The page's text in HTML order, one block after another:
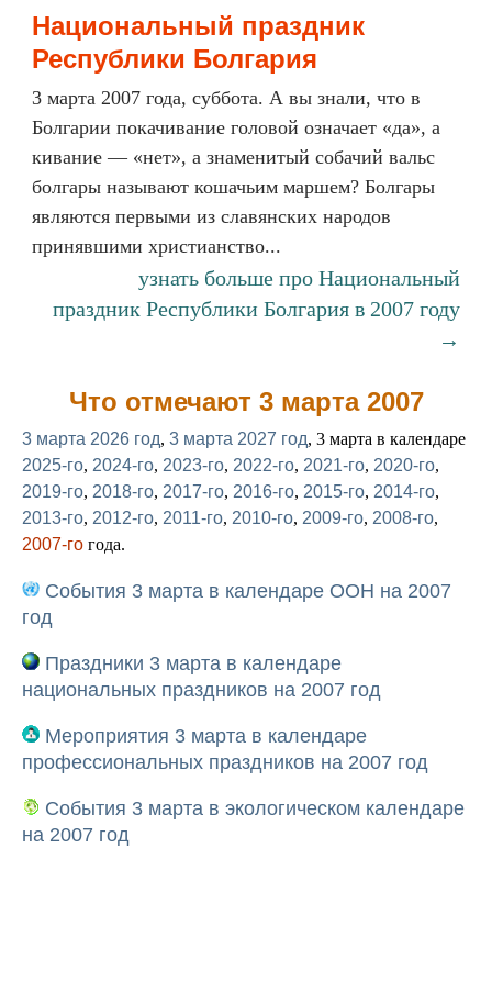
Национальный праздник
Республики Болгария
3 марта 2007 года, суббота. А вы знали, что в
Болгарии покачивание головой означает «да», а
кивание — «нет», а знаменитый собачий вальс
болгары называют кошачьим маршем? Болгары
являются первыми из славянских народов
принявшими христианство...
узнать больше про Национальный
праздник Республики Болгария в 2007 году
→
Что отмечают 3 марта 2007
3 марта 2026 год, 3 марта 2027 год, 3 марта в календаре
2025-го, 2024-го, 2023-го, 2022-го, 2021-го, 2020-го,
2019-го, 2018-го, 2017-го, 2016-го, 2015-го, 2014-го,
2013-го, 2012-го, 2011-го, 2010-го, 2009-го, 2008-го,
2007-го года.
События 3 марта в календаре ООН на 2007
год
Праздники 3 марта в календаре
национальных праздников на 2007 год
Мероприятия 3 марта в календаре
профессиональных праздников на 2007 год
События 3 марта в экологическом календаре
на 2007 год